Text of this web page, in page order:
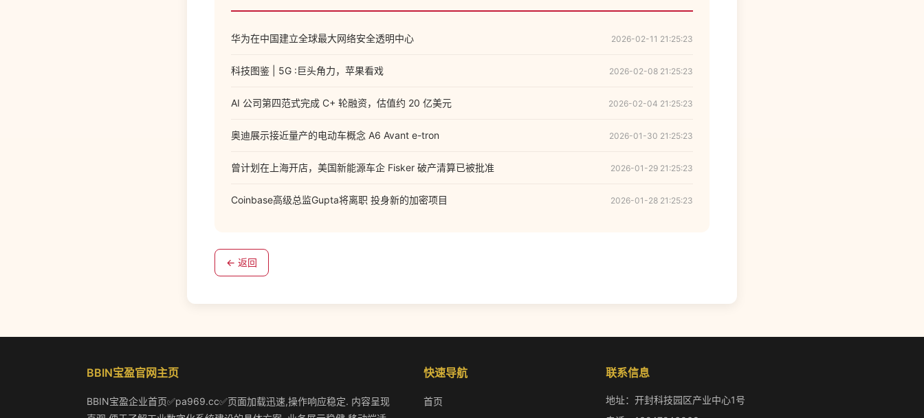
华为在中国建立全球最大网络安全透明中心 2026-02-11 21:25:23
科技图鉴 | 5G :巨头角力，苹果看戏 2026-02-08 21:25:23
AI 公司第四范式完成 C+ 轮融资，估值约 20 亿美元 2026-02-04 21:25:23
奥迪展示接近量产的电动车概念 A6 Avant e-tron 2026-01-30 21:25:23
曾计划在上海开店，美国新能源车企 Fisker 破产清算已被批准 2026-01-29 21:25:23
Coinbase高级总监Gupta将离职 投身新的加密项目 2026-01-28 21:25:23
← 返回
BBIN宝盈官网主页
BBIN宝盈企业首页✅pa969.cc✅页面加载迅速,操作响应稳定. 内容呈现
快速导航
首页
联系信息
地址：开封科技园区产业中心1号